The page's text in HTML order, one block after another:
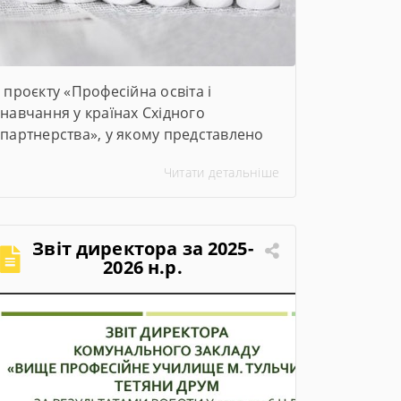
проєкту «Професійна освіта і
навчання у країнах Східного
партнерства», у якому представлено
за січень–червень 2026 рокуЧитати детальніше
Звіт директора за 2025-
2026 н.р.